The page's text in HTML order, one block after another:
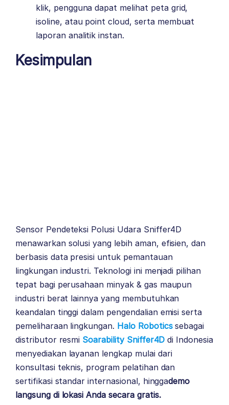
klik, pengguna dapat melihat peta grid,
isoline, atau point cloud, serta membuat
laporan analitik instan.
Kesimpulan
Sensor Pendeteksi Polusi Udara Sniffer4D
menawarkan solusi yang lebih aman, efisien, dan
berbasis data presisi untuk pemantauan
lingkungan industri. Teknologi ini menjadi pilihan
tepat bagi perusahaan minyak & gas maupun
industri berat lainnya yang membutuhkan
keandalan tinggi dalam pengendalian emisi serta
pemeliharaan lingkungan. Halo Roboticssebagai
distributor resmi Soarability Sniffer4D di Indonesia
menyediakan layanan lengkap mulai dari
konsultasi teknis, program pelatihan dan
sertifikasi standar internasional, hinggademo
langsung di lokasi Anda secara gratis.